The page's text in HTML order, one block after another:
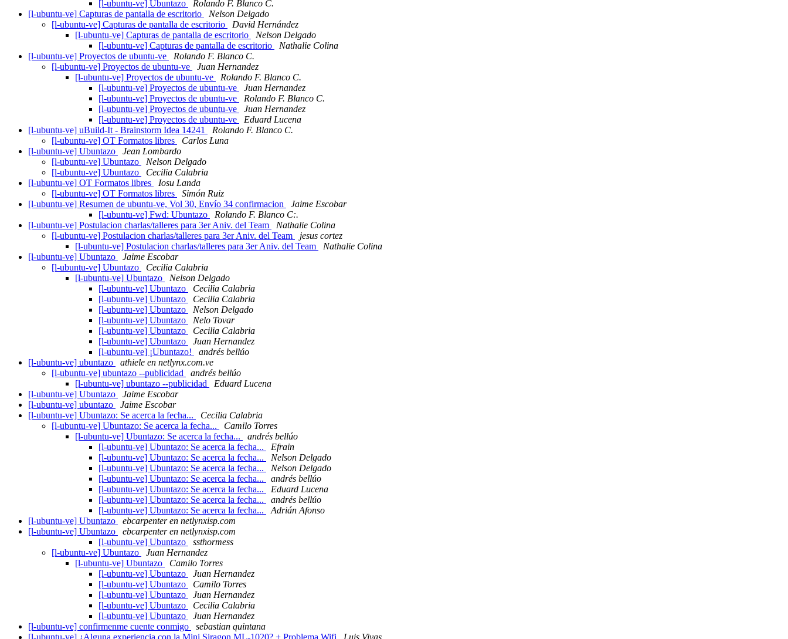
[l-ubuntu-ve] Ubuntazo
Rolando F. Blanco C.
[l-ubuntu-ve] Capturas de pantalla de escritorio
Nelson Delgado
[l-ubuntu-ve] Capturas de pantalla de escritorio
David Hernández
[l-ubuntu-ve] Capturas de pantalla de escritorio
Nelson Delgado
[l-ubuntu-ve] Capturas de pantalla de escritorio
Nathalie Colina
[l-ubuntu-ve] Proyectos de ubuntu-ve
Rolando F. Blanco C.
[l-ubuntu-ve] Proyectos de ubuntu-ve
Juan Hernandez
[l-ubuntu-ve] Proyectos de ubuntu-ve
Rolando F. Blanco C.
[l-ubuntu-ve] Proyectos de ubuntu-ve
Juan Hernandez
[l-ubuntu-ve] Proyectos de ubuntu-ve
Rolando F. Blanco C.
[l-ubuntu-ve] Proyectos de ubuntu-ve
Juan Hernandez
[l-ubuntu-ve] Proyectos de ubuntu-ve
Eduard Lucena
[l-ubuntu-ve] uBuild-It - Brainstorm Idea 14241
Rolando F. Blanco C.
[l-ubuntu-ve] OT Formatos libres
Carlos Luna
[l-ubuntu-ve] Ubuntazo
Jean Lombardo
[l-ubuntu-ve] Ubuntazo
Nelson Delgado
[l-ubuntu-ve] Ubuntazo
Cecilia Calabria
[l-ubuntu-ve] OT Formatos libres
Iosu Landa
[l-ubuntu-ve] OT Formatos libres
Simón Ruiz
[l-ubuntu-ve] Resumen de ubuntu-ve, Vol 30, Envío 34 confirmacion
Jaime Escobar
[l-ubuntu-ve] Fwd: Ubuntazo
Rolando F. Blanco C:.
[l-ubuntu-ve] Postulacion charlas/talleres para 3er Aniv. del Team
Nathalie Colina
[l-ubuntu-ve] Postulacion charlas/talleres para 3er Aniv. del Team
jesus cortez
[l-ubuntu-ve] Postulacion charlas/talleres para 3er Aniv. del Team
Nathalie Colina
[l-ubuntu-ve] Ubuntazo
Jaime Escobar
[l-ubuntu-ve] Ubuntazo
Cecilia Calabria
[l-ubuntu-ve] Ubuntazo
Nelson Delgado
[l-ubuntu-ve] Ubuntazo
Cecilia Calabria
[l-ubuntu-ve] Ubuntazo
Cecilia Calabria
[l-ubuntu-ve] Ubuntazo
Nelson Delgado
[l-ubuntu-ve] Ubuntazo
Nelo Tovar
[l-ubuntu-ve] Ubuntazo
Cecilia Calabria
[l-ubuntu-ve] Ubuntazo
Juan Hernandez
[l-ubuntu-ve] ¡Ubuntazo!
andrés bellúo
[l-ubuntu-ve] ubuntazo
athiele en netlynx.com.ve
[l-ubuntu-ve] ubuntazo --publicidad
andrés bellúo
[l-ubuntu-ve] ubuntazo --publicidad
Eduard Lucena
[l-ubuntu-ve] Ubuntazo
Jaime Escobar
[l-ubuntu-ve] ubuntazo
Jaime Escobar
[l-ubuntu-ve] Ubuntazo: Se acerca la fecha...
Cecilia Calabria
[l-ubuntu-ve] Ubuntazo: Se acerca la fecha...
Camilo Torres
[l-ubuntu-ve] Ubuntazo: Se acerca la fecha...
andrés bellúo
[l-ubuntu-ve] Ubuntazo: Se acerca la fecha...
Efrain
[l-ubuntu-ve] Ubuntazo: Se acerca la fecha...
Nelson Delgado
[l-ubuntu-ve] Ubuntazo: Se acerca la fecha...
Nelson Delgado
[l-ubuntu-ve] Ubuntazo: Se acerca la fecha...
andrés bellúo
[l-ubuntu-ve] Ubuntazo: Se acerca la fecha...
Eduard Lucena
[l-ubuntu-ve] Ubuntazo: Se acerca la fecha...
andrés bellúo
[l-ubuntu-ve] Ubuntazo: Se acerca la fecha...
Adrián Afonso
[l-ubuntu-ve] Ubuntazo
ebcarpenter en netlynxisp.com
[l-ubuntu-ve] Ubuntazo
ebcarpenter en netlynxisp.com
[l-ubuntu-ve] Ubuntazo
ssthormess
[l-ubuntu-ve] Ubuntazo
Juan Hernandez
[l-ubuntu-ve] Ubuntazo
Camilo Torres
[l-ubuntu-ve] Ubuntazo
Juan Hernandez
[l-ubuntu-ve] Ubuntazo
Camilo Torres
[l-ubuntu-ve] Ubuntazo
Juan Hernandez
[l-ubuntu-ve] Ubuntazo
Cecilia Calabria
[l-ubuntu-ve] Ubuntazo
Juan Hernandez
[l-ubuntu-ve] confirmenme cuente conmigo
sebastian quintana